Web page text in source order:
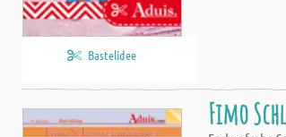
Bastelidee
Fimo